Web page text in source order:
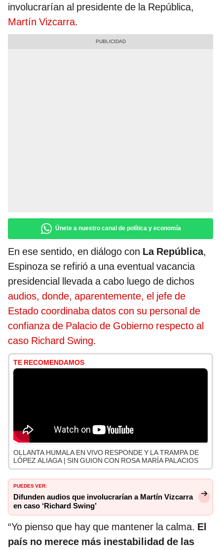
involucrarían al presidente de la República,
Martín Vizcarra.
Únete a nuestro canal de política y economía
En ese sentido, en diálogo con La República,
Espinoza se refirió a una eventual vacancia
presidencial llevada a cabo luego de dichos
audios, donde, aparentemente, el jefe de
Estado coordinaba datos con su personal de
confianza de Palacio de Gobierno respecto al
caso Richard Swing.
TE RECOMENDAMOS
OLLANTA HUMALA EN VIVO RESPONDE Y LA TRAMPA DE
LÓPEZ ALIAGA | SIN GUION CON ROSA MARÍA PALACIOS
PUEDES VER:
Difunden audios que involucrarían a Martín Vizcarra
en caso ‘Richard Swing’
“Yo pienso que hay que mantener la calma. El
país no merece más inestabilidad de las